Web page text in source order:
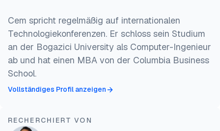
Cem spricht regelmäßig auf internationalen
Technologiekonferenzen. Er schloss sein Studium
an der Bogazici University als Computer-Ingenieur
ab und hat einen MBA von der Columbia Business
School.
Vollständiges Profil anzeigen
RECHERCHIERT VON